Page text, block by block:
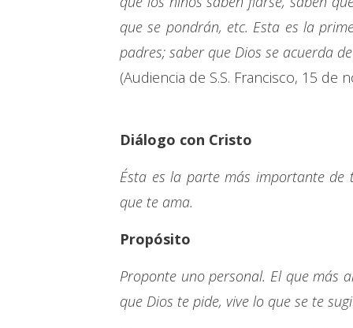
que se pondrán, etc. Esta es la
padres; saber que Dios se acuerda
(Audiencia de S.S. Francisco, 15 de
Diálogo con Cristo
Ésta es la parte más importante
que te ama.
Propósito
Proponte uno personal. El que más
que Dios te pide, vive lo que se te